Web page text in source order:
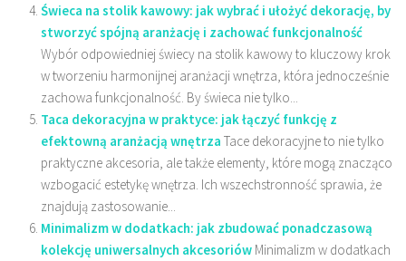
Świeca na stolik kawowy: jak wybrać i ułożyć dekorację, by
stworzyć spójną aranżację i zachować funkcjonalność
Wybór odpowiedniej świecy na stolik kawowy to kluczowy krok
w tworzeniu harmonijnej aranżacji wnętrza, która jednocześnie
zachowa funkcjonalność. By świeca nie tylko...
Taca dekoracyjna w praktyce: jak łączyć funkcję z
efektowną aranżacją wnętrza Tace dekoracyjne to nie tylko
praktyczne akcesoria, ale także elementy, które mogą znacząco
wzbogacić estetykę wnętrza. Ich wszechstronność sprawia, że
znajdują zastosowanie...
Minimalizm w dodatkach: jak zbudować ponadczasową
kolekcję uniwersalnych akcesoriów Minimalizm w dodatkach